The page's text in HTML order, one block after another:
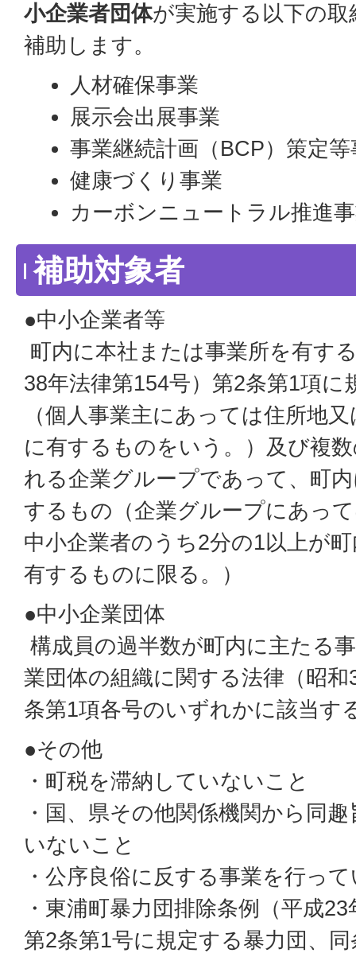
小企業者団体が実施する以下の
補助します。
人材確保事業
展示会出展事業
事業継続計画（BCP）策定等
健康づくり事業
カーボンニュートラル推進
補助対象者
●中小企業者等
町内に本社または事業所を有す
38年法律第154号）第2条第1項に
（個人事業主にあっては住所地
に有するものをいう。）及び複
れる企業グループであって、町
するもの（企業グループにあっ
中小企業者のうち2分の1以上が
有するものに限る。）
●中小企業団体
構成員の過半数が町内に主たる
業団体の組織に関する法律（昭
条第1項各号のいずれかに該当す
●その他
・町税を滞納していないこと
・国、県その他関係機関から同
いないこと
・公序良俗に反する事業を行っ
・東浦町暴力団排除条例（平成
第2条第1号に規定する暴力団、